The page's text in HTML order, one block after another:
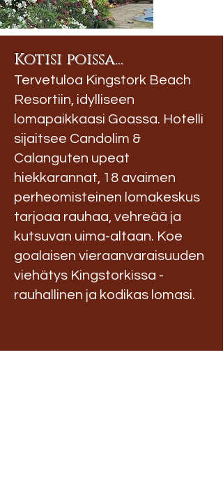
Kotisi poissa...
Tervetuloa Kingstork Beach
Resortiin, idylliseen
lomapaikkaasi Goassa. Hotelli
sijaitsee Candolim &
Calanguten upeat
hiekkarannat, 18 avaimen
perheomisteinen lomakeskus
tarjoaa rauhaa, vehreää ja
kutsuvan uima-altaan. Koe
goalaisen vieraanvaraisuuden
viehätys Kingstorkissa -
rauhallinen ja kodikas lomasi.